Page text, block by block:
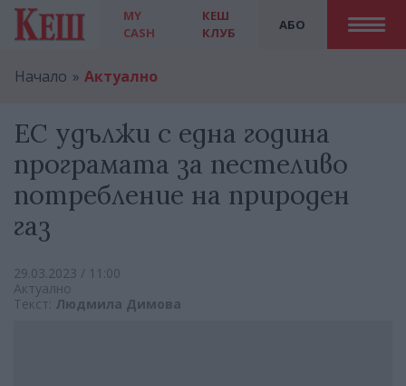
MY
CASH
АБО
КЕШ
КЛУБ
Начало Актуално
EС удължи с една година
програмата за пестеливо
потребление на природен
газ
29.03.2023 / 11:00
Актуално
Текст: Людмила Димова